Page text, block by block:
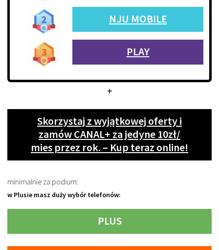
NJU MOBILE
PLAY
+
Skorzystaj z wyjątkowej oferty i
zamów CANAL+ za jedyne 10zł/
mies przez rok. – Kup teraz online!
minimalnie za podium:
w Plusie masz duży wybór telefonów:
PLUS